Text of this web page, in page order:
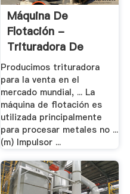
Máquina De
Flotación -
Trituradora De
Precio, .
Producimos trituradora
para la venta en el
mercado mundial, ... La
máquina de flotación es
utilizada principalmente
para procesar metales no ...
(m) Impulsor ...